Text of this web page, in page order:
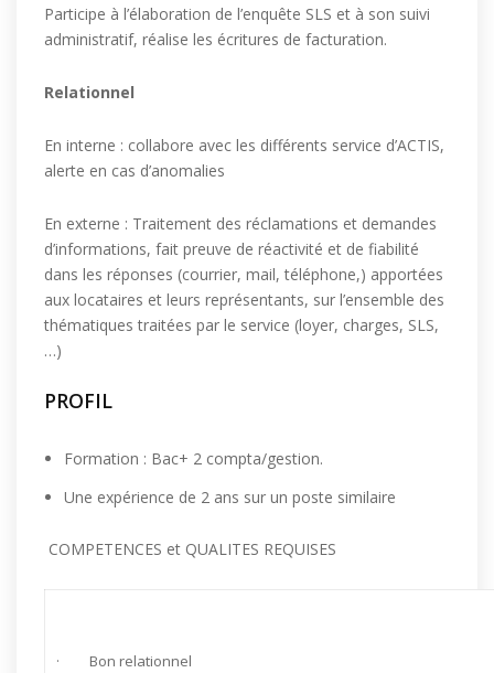
Participe à l’élaboration de l’enquête SLS et à son suivi
administratif, réalise les écritures de facturation.
Relationnel
En interne : collabore avec les différents service d’ACTIS,
alerte en cas d’anomalies
En externe : Traitement des réclamations et demandes
d’informations, fait preuve de réactivité et de fiabilité
dans les réponses (courrier, mail, téléphone,) apportées
aux locataires et leurs représentants, sur l’ensemble des
thématiques traitées par le service (loyer, charges, SLS,
…)
PROFIL
Formation : Bac+ 2 compta/gestion.
Une expérience de 2 ans sur un poste similaire
COMPETENCES et QUALITES REQUISES
· Bon relationnel